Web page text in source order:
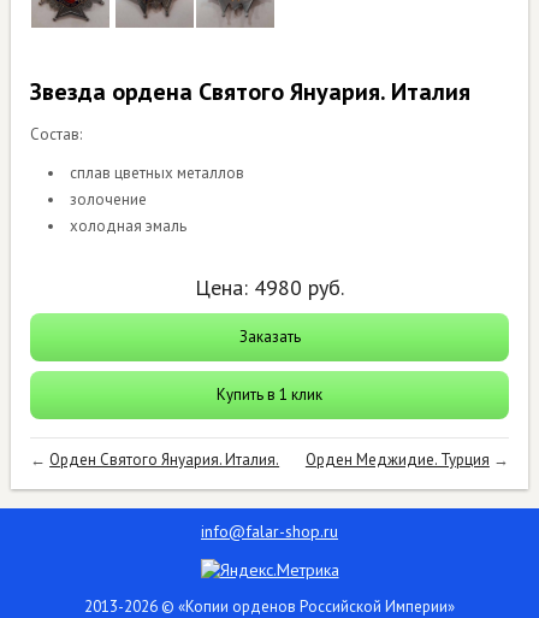
Звезда ордена Святого Януария. Италия
Состав:
сплав цветных металлов
золочение
холодная эмаль
Цена: 4980 руб.
Заказать
Купить в 1 клик
← Орден Святого Януария. Италия. Орден Меджидие. Турция →
info@falar-shop.ru
2013-2026 © «Копии орденов Российской Империи»